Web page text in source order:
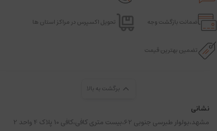
ضمانت بازگشت وجه تحویل اکسپرس در مراکز استان ها
تضمین بهترین قیمت
برگشت به بالا
نشانی
مشهد،بولوار طبرسی جنوبی 62،بیست متری کافی،کافی 10 پلاک 4 واحد 2